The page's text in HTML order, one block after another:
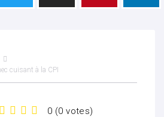
cuisant à la CPI
0 (0 votes)